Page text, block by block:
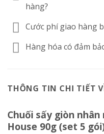
hàng?
Cước phí giao hàng
Hàng hóa có đảm
THÔNG TIN CHI TIẾT
Chuối sấy giòn
House 90g (set 5